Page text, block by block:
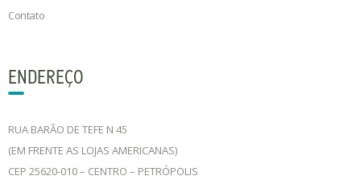
Contato
ENDEREÇO
RUA BARÃO DE TEFE N 45
(EM FRENTE AS LOJAS AMERICANAS)
CEP 25620-010 – CENTRO – PETRÓPOLIS